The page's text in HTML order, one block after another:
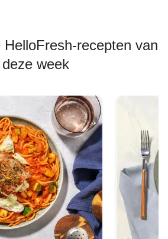
HelloFresh-recepten van
deze week